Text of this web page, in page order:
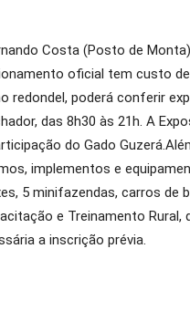
Costa (Posto de
oficial tem custo de
redondel, poderá conferir
das 8h30 às 21h. A
do Gado
implementos e
5 minifazendas, carros de
e Treinamento Rural,
a inscrição prévia.